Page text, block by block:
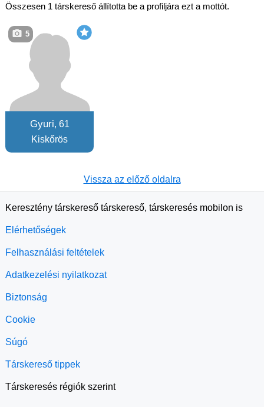
Összesen 1 társkereső állította be a profiljára ezt a mottót.
Gyuri, 61
Kiskőrös
5
Vissza az előző oldalra
Keresztény társkereső társkereső, társkeresés mobilon is
Elérhetőségek
Felhasználási feltételek
Adatkezelési nyilatkozat
Biztonság
Cookie
Súgó
Társkereső tippek
Társkeresés régiók szerint